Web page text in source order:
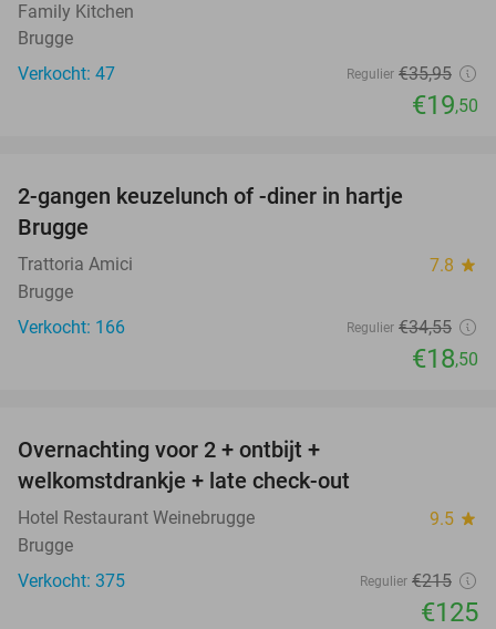
Family Kitchen
Brugge
Verkocht: 47
Regulier €35,95
€19,50
2-gangen keuzelunch of -diner in hartje
Brugge
Trattoria Amici 7.8 star
Brugge
Verkocht: 166
Regulier €34,55
€18,50
Overnachting voor 2 + ontbijt +
welkomstdrankje + late check-out
Hotel Restaurant Weinebrugge 9.5 star
Brugge
Verkocht: 375
Regulier €215
€125